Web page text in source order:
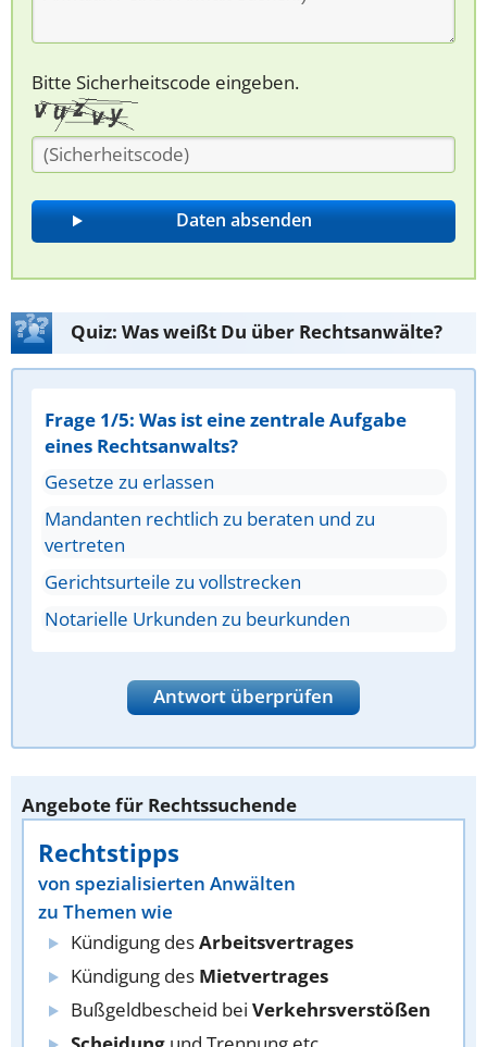
Bitte Sicherheitscode eingeben.
Quiz: Was weißt Du über Rechtsanwälte?
Frage 1/5: Was ist eine zentrale Aufgabe
eines Rechtsanwalts?
Gesetze zu erlassen
Mandanten rechtlich zu beraten und zu
vertreten
Gerichtsurteile zu vollstrecken
Notarielle Urkunden zu beurkunden
Antwort überprüfen
Angebote für Rechtssuchende
Rechtstipps
von spezialisierten Anwälten
zu Themen wie
Kündigung desArbeitsvertrages
Kündigung des Mietvertrages
Bußgeldbescheid bei Verkehrsverstößen